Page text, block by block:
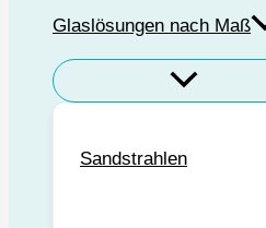
Glaslösungen nach Maß
Sandstrahlen